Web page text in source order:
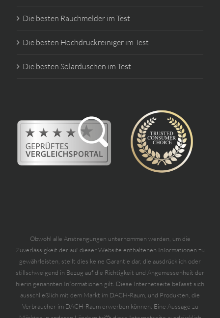
Die besten Rauchmelder im Test
Die besten Hochdruckreiniger im Test
Die besten Solarduschen im Test
Obwohl alle Anstrengungen unternommen werden, um die
Zuverlässigkeit der auf dieser Website enthaltenen Informationen zu
gewährleisten, stellt dies keine Garantie dar, die ausdrücklich oder
stillschweigend in Bezug auf die Richtigkeit und Angemessenheit der
hierin genannten Informationen gilt. Diese Internetseite befasst sich
ausschließlich mit dem Markt im DACH-Raum, und Produkten, die
Verbraucher im DACH-Raum erwerben können. Eine Aussage zu